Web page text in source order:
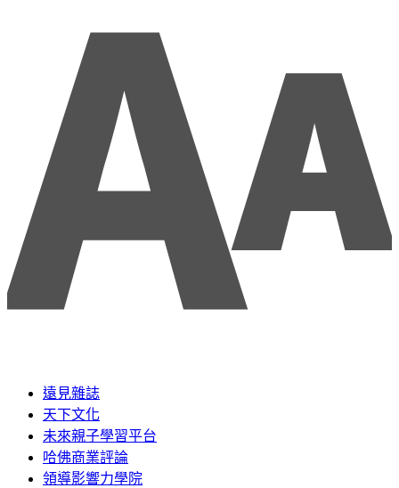
遠見雜誌
天下文化
未來親子學習平台
哈佛商業評論
領導影響力學院